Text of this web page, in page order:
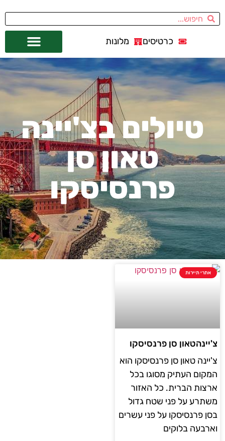
כרטיסים מלונות
טיולים בצ'יינה
טאון סן
פרנסיסקו
אתרי תיירות
צ'יינהטאון סן פרנסיסקו
צ'יינה טאון סן פרנסיסקו הוא
המקום העתיק מסוגו בכל
ארצות הברית. כל האזור
משתרע על פני שטח גדול
בסן פרנסיסקו על פני עשרים
וארבעה בלוקים